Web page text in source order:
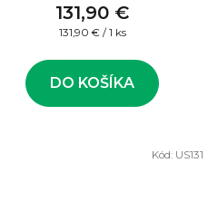
131,90 €
Jednotková
131,90 € / 1 ks
DO KOŠÍKA
Kód: US131